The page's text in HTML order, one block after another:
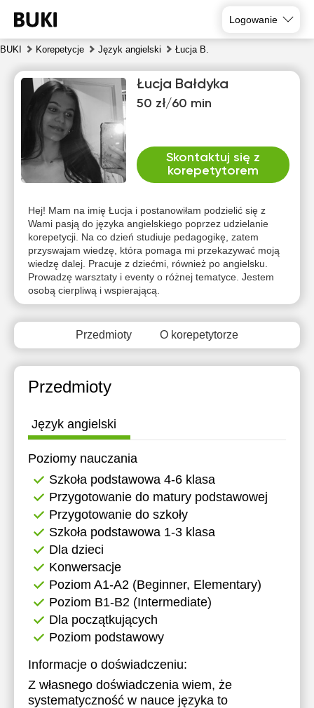
Logowanie
BUKI Korepetycje Język angielski Łucja B.
Łucja Bałdyka
50 zł/60 min
Skontaktuj się z
korepetytorem
Hej! Mam na imię Łucja i postanowiłam podzielić się z
Wami pasją do języka angielskiego poprzez udzielanie
korepetycji. Na co dzień studiuje pedagogikę, zatem
przyswajam wiedzę, która pomaga mi przekazywać moją
wiedzę dalej. Pracuje z dziećmi, również po angielsku.
Prowadzę warsztaty i eventy o różnej tematyce. Jestem
osobą cierpliwą i wspierającą.
Przedmioty O korepetytorze
Przedmioty
Język angielski
Poziomy nauczania
Szkoła podstawowa 4-6 klasa
Przygotowanie do matury podstawowej
Przygotowanie do szkoły
Szkoła podstawowa 1-3 klasa
Dla dzieci
Konwersacje
Poziom A1-A2 (Beginner, Elementary)
Poziom B1-B2 (Intermediate)
Dla początkujących
Poziom podstawowy
Informacje o doświadczeniu:
Z własnego doświadczenia wiem, że
systematyczność w nauce języka to
9
10
11
12
13
Brak
dostępnych
terminów
Brak
dostępnych
terminów
Brak
dostępnych
terminów
Brak
dostępnych
terminów
Brak
dostępnych
terminów